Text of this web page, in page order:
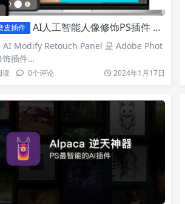
皮插件 AI人工智能人像修饰PS插件 Modify Retouch Panel 拥有1000种功能！
AI Modify Retouch Panel 是 Adob​​e Phot
插件…
读 0个评论 2024年1月17日